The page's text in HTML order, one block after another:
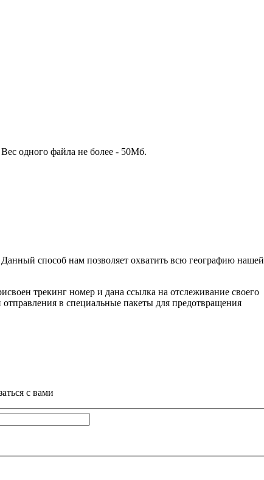
одного файла не более - 50Мб.
способ нам позволяет охватить всю географию нашей
трекинг номер и дана ссылка на отслеживание своего
в специальные пакеты для предотвращения
с вами